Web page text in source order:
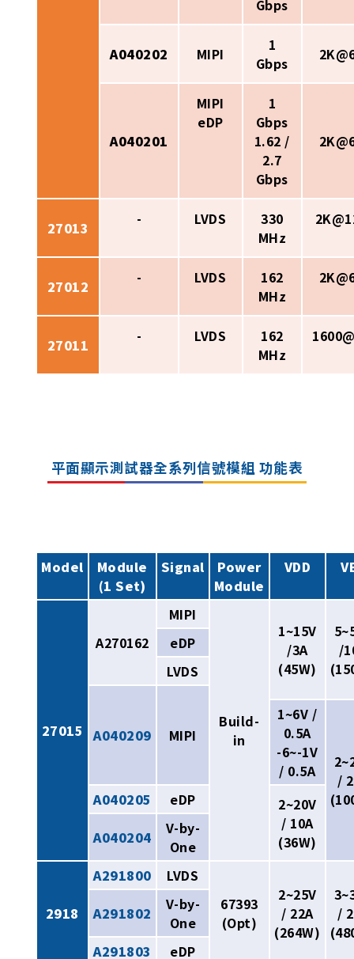
Gbps
A040202 MIPI
1
Gbps
A040201
MIPI
eDP
1
Gbps
1.62 /
2.7
Gbps
27013 - LVDS
330
MHz
27012 - LVDS
162
MHz
27011 - LVDS
162
MHz
平面顯示測試器全系列信號模組 功能表
Model
Module
(1 Set)
Signal
Power
Module
VDD
27015
A270162
MIPI
Build-
in
1~15V
/3A
(45W)
/
eDP
LVDS
A040209 MIPI
1~6V /
0.5A
-6~-1V
/ 0.5A
/
A040205 eDP
2~20V
/ 10A
(36W)
A040204
V-by-
One
2918
A291800
LVDS
67393
(Opt)
2~25V
/ 22A
(264W)
/
A291802
V-by-
One
A291803
eDP